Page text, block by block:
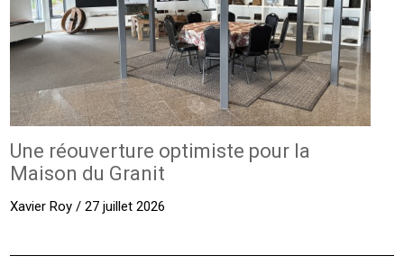
Une réouverture optimiste pour la
Maison du Granit
Xavier Roy / 27 juillet 2026